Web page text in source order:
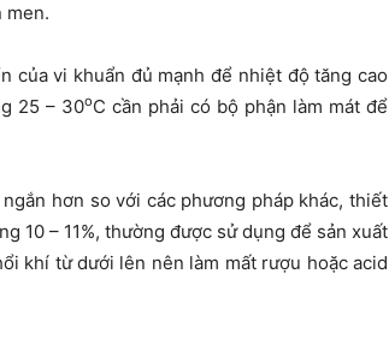
men.
của vi khuẩn đủ mạnh để nhiệt độ tăng cao
25 – 30oC cần phải có bộ phận làm mát để
hơn so với các phương pháp khác, thiết
10 – 11%, thường được sử dụng để sản xuất
khí từ dưới lên nên làm mất rượu hoặc acid